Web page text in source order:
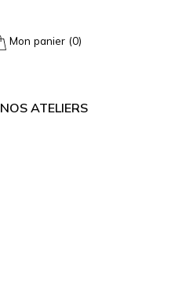
Mon panier (0)
NOS ATELIERS